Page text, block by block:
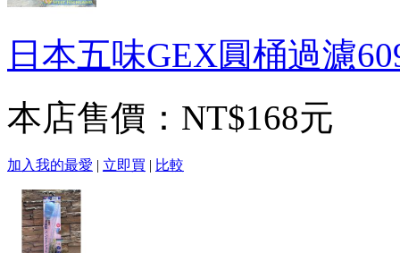
日本五味GEX圓桶過濾
本店售價： NT$168元
加入我的最愛 | 立即買 | 比較